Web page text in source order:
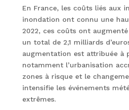
En France, les coûts liés aux
inondation ont connu une
2022, ces coûts ont
un total de 2,1 milliards
augmentation est attribuée à
notamment l’urbanisation
zones à risque et le
intensifie les événements
extrêmes.